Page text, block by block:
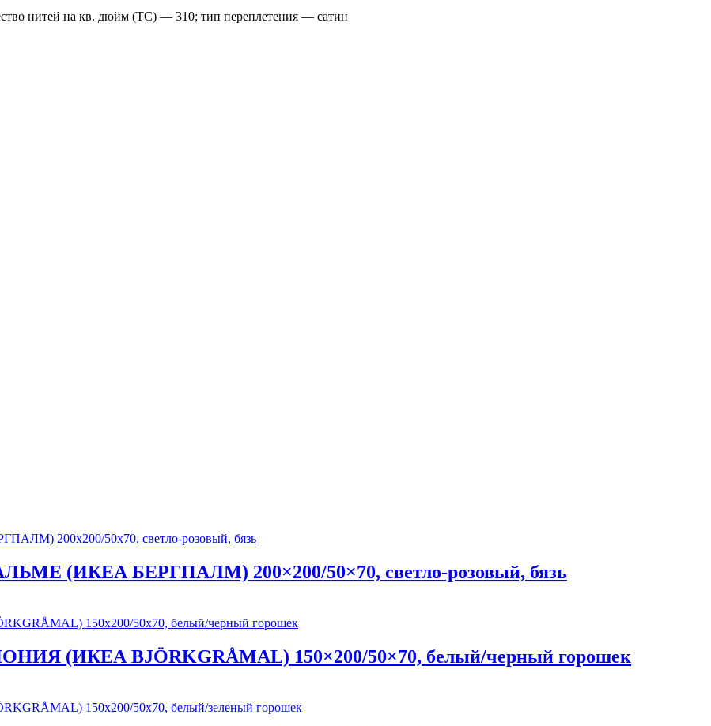
нитей на кв. дюйм (TC) — 310; тип переплетения — сатин
(ИКЕА БЕРГПАЛМ) 200×200/50×70, светло-розовый, бязь
(ИКЕА BJÖRKGRÅMAL) 150×200/50×70, белый/черный горошек